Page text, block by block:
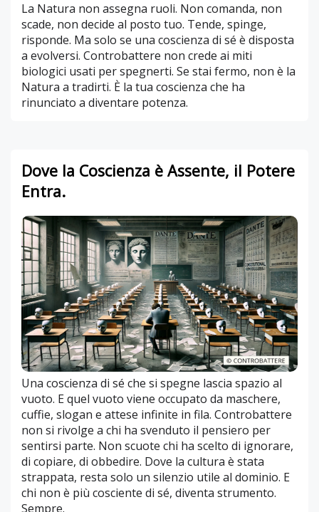
La Natura non assegna ruoli. Non comanda, non
scade, non decide al posto tuo. Tende, spinge,
risponde. Ma solo se una coscienza di sé è disposta
a evolversi. Controbattere non crede ai miti
biologici usati per spegnerti. Se stai fermo, non è la
Natura a tradirti. È la tua coscienza che ha
rinunciato a diventare potenza.
Dove la Coscienza è Assente, il Potere
Entra.
Una coscienza di sé che si spegne lascia spazio al
vuoto. E quel vuoto viene occupato da maschere,
cuffie, slogan e attese infinite in fila. Controbattere
non si rivolge a chi ha svenduto il pensiero per
sentirsi parte. Non scuote chi ha scelto di ignorare,
di copiare, di obbedire. Dove la cultura è stata
strappata, resta solo un silenzio utile al dominio. E
chi non è più cosciente di sé, diventa strumento.
Sempre.